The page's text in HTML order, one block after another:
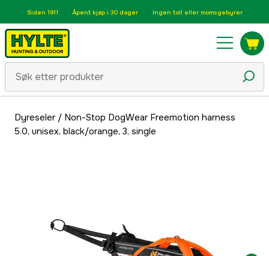
Siden 1911 Åpent kjøp i 30 dager Ingen toll eller momsgebyrer
Dyreseler/ Non-Stop DogWear Freemotion harness
5.0, unisex, black/orange, 3, single